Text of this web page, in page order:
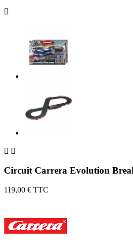

 
Circuit Carrera Evolution
119,00 € TTC